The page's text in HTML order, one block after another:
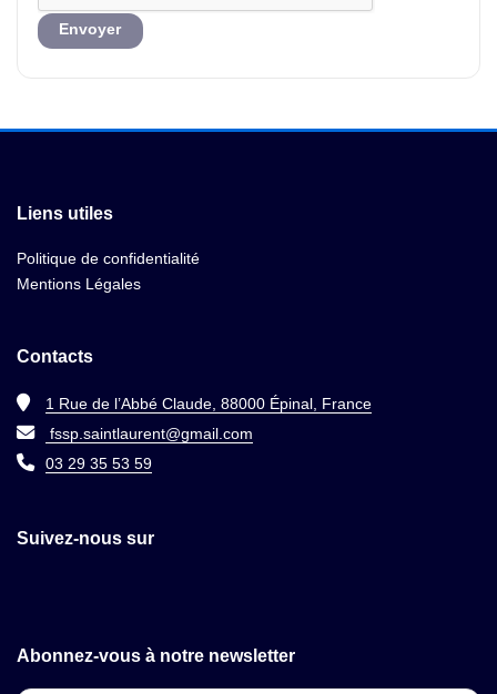
Liens utiles
Politique de confidentialité
Mentions Légales
Contacts
1 Rue de l’Abbé Claude, 88000 Épinal, France
fssp.saintlaurent@gmail.com
03 29 35 53 59
Suivez-nous sur
Abonnez-vous à notre newsletter